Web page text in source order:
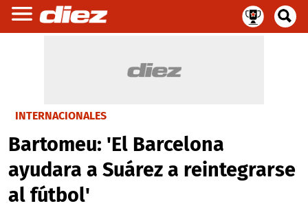
INTERNACIONALES
Bartomeu: 'El Barcelona
ayudara a Suárez a reintegrarse
al fútbol'